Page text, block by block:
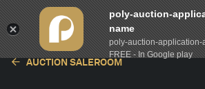
AUCTION SALEROOM
poly-auction-
name
poly-auction-application-
FREE - In Google play